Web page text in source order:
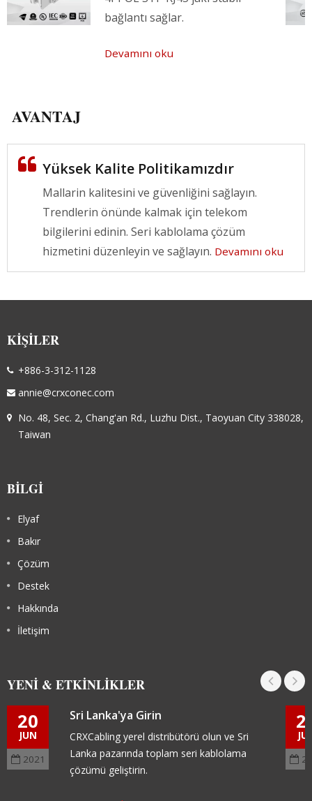
bağlantı sağlar.
Devamını oku
AVANTAJ
Yüksek Kalite Politikamızdır
Mallarin kalitesini ve güvenliğini sağlayın.
Trendlerin önünde kalmak için telekom
bilgilerini edinin. Seri kablolama çözüm
hizmetini düzenleyin ve sağlayın. Devamını oku
KIŞILER
+886-3-312-1128
annie@crxconec.com
No. 48, Sec. 2, Chang'an Rd., Luzhu Dist., Taoyuan City 338028,
Taiwan
BILGI
Elyaf
Bakır
Çözüm
Destek
Hakkında
İletişim
YENI & ETKINLIKLER
20
JUN
2021
Sri Lanka'ya Girin
CRXCabling yerel distribütörü olun ve Sri
Lanka pazarında toplam seri kablolama
çözümü geliştirin.